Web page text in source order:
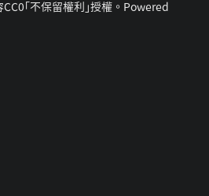
｢不保留權利｣授權。Powered